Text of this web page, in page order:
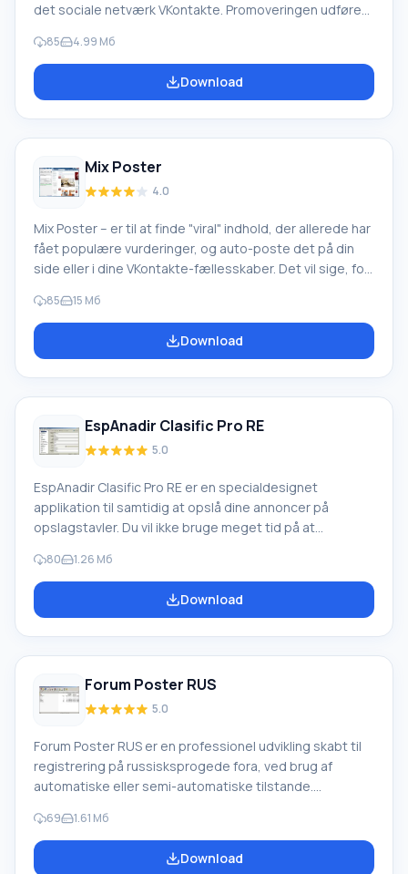
det sociale netværk VKontakte. Promoveringen udføres
VkNews Applikationen udfører gensidig PR af grupper
(du promoverer en andens gruppe, og administratoren
af en anden gruppe promoverer din), ikke-gensidig PR
85 4.99 Мб
Download
Mix Poster
4.0
Mix Poster – er til at finde "viral" indhold, der allerede har
fået populære vurderinger, og auto-poste det på din
side eller i dine VKontakte-fællesskaber. Det vil sige, for
du ikke at udføre sådan søgning manuelt; programmet
gør alt for dig. Applikationen finder automatisk
information, der tidligere har fået en høj score fra
85 15 Мб
Download
EspAnadir Clasific Pro RE
5.0
EspAnadir Clasific Pro RE er en specialdesignet
applikation til samtidig at opslå dine annoncer på
opslagstavler. Du vil ikke bruge meget tid på at
applikationen kan du nemt tilføje et vilkårligt antal tavler
til din database. Funktioner i EspAnadir Clasific Pro RE
For at arbejde med applikationen kan du vælge tavler til
80 1.26 Мб
Download
Forum Poster RUS
5.0
Forum Poster RUS er en professionel udvikling skabt til
registrering på russisksprogede fora, ved brug af
automatiske eller semi-automatiske tilstande.
artikler til mere end 8000 fora. Heraf 7600 til semi-
automatisk registrering og de resterende 400 til
automatisk. Funktioner ved Forum Poster RUS
69 1.61 Мб
Download